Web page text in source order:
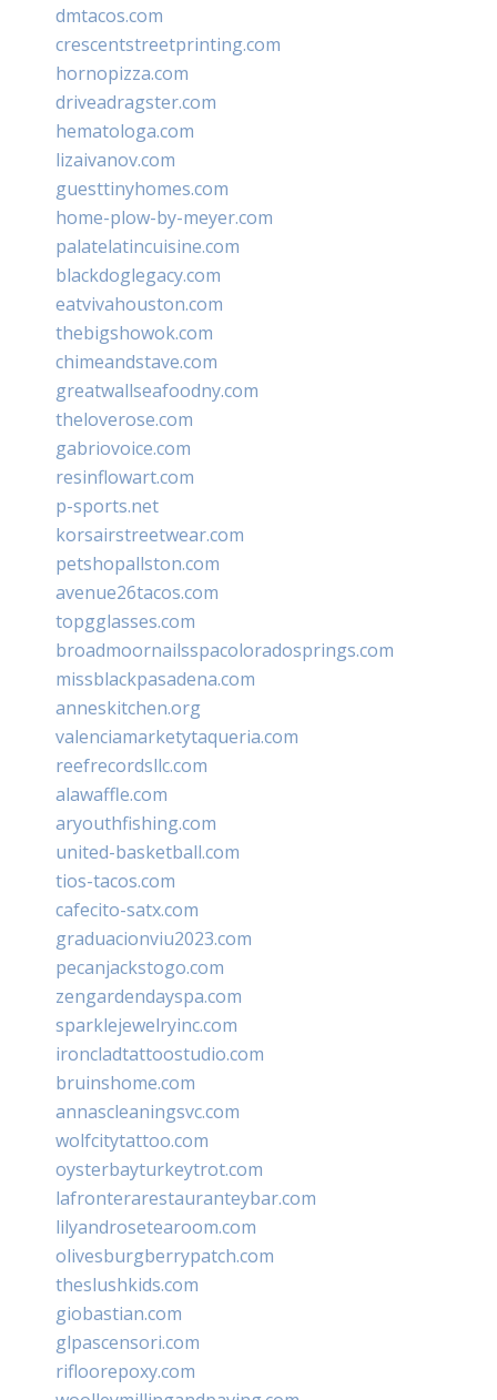
dmtacos.com
crescentstreetprinting.com
hornopizza.com
driveadragster.com
hematologa.com
lizaivanov.com
guesttinyhomes.com
home-plow-by-meyer.com
palatelatincuisine.com
blackdoglegacy.com
eatvivahouston.com
thebigshowok.com
chimeandstave.com
greatwallseafoodny.com
theloverose.com
gabriovoice.com
resinflowart.com
p-sports.net
korsairstreetwear.com
petshopallston.com
avenue26tacos.com
topgglasses.com
broadmoornailsspacoloradosprings.com
missblackpasadena.com
anneskitchen.org
valenciamarketytaqueria.com
reefrecordsllc.com
alawaffle.com
aryouthfishing.com
united-basketball.com
tios-tacos.com
cafecito-satx.com
graduacionviu2023.com
pecanjackstogo.com
zengardendayspa.com
sparklejewelryinc.com
ironcladtattoostudio.com
bruinshome.com
annascleaningsvc.com
wolfcitytattoo.com
oysterbayturkeytrot.com
lafronterarestauranteybar.com
lilyandrosetearoom.com
olivesburgberrypatch.com
theslushkids.com
giobastian.com
glpascensori.com
rifloorepoxy.com